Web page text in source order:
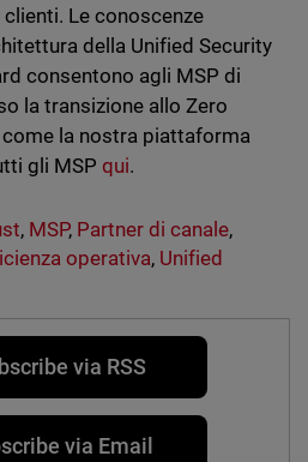
Le conoscenze
della Unified Security
consentono agli MSP di
la transizione allo Zero
la nostra piattaforma
gli MSPqui.
, MSP, Partner di canale,
operativa, Unified
via RSS
via Email